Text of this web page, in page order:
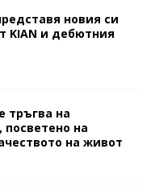
новия си
KIAN и дебютния
тръгва на
посветено на
на живот